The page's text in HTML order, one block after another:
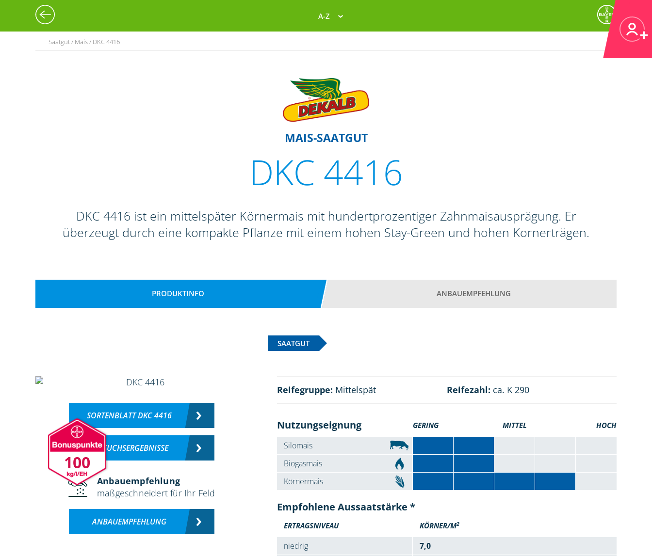
A-Z
Saatgut / Mais / DKC 4416
MAIS-SAATGUT
DKC 4416
DKC 4416 ist ein mittelspäter Körnermais mit hundertprozentiger Zahnmaisausprägung. Er
überzeugt durch eine kompakte Pflanze mit einem hohen Stay-Green und hohen Kornerträgen.
PRODUKTINFO ANBAUEMPFEHLUNG
SAATGUT
100
SORTENBLATT DKC 4416
VERSUCHSERGEBNISSE
Anbauempfehlung
maßgeschneidert für Ihr Feld
ANBAUEMPFEHLUNG
Reifegruppe: Mittelspät Reifezahl: ca. K 290
Nutzungseignung GERING MITTEL HOCH
Silomais
Biogasmais
Körnermais
Empfohlene Aussaatstärke *
ERTRAGSNIVEAU KÖRNER/M2
niedrig
7,0